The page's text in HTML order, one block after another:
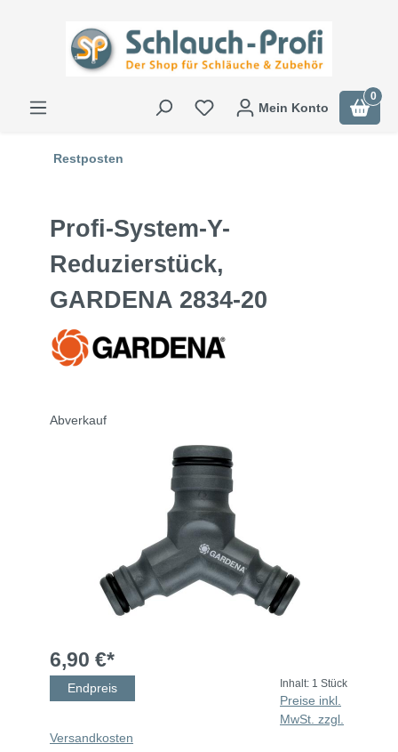
Mein Konto
0
Restposten
Profi-System-Y-
Reduzierstück,
GARDENA 2834-20
Abverkauf
6,90 €*
Endpreis Inhalt: 1 Stück
Preise inkl.
MwSt. zzgl.
Versandkosten